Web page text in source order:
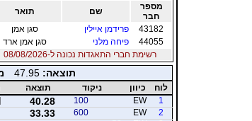
מספר
חבר
שם תואר
43182
פרידמן איילין סגן אמן
44055
פיחה מלני סגן אמן ארד
רשימת חברי התאגדות נכונה ל-08/08/2026
תוצאה:47.95
לוח כיוון ניקוד תוצאה
1
EW
100
40.28
2
EW
600
33.33